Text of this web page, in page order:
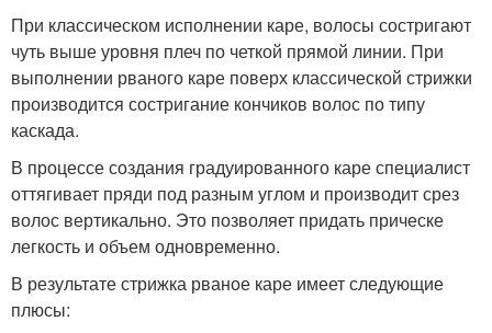
При классическом исполнении каре, волосы состригают
чуть выше уровня плеч по четкой прямой линии. При
выполнении рваного каре поверх классической стрижки
производится состригание кончиков волос по типу
каскада.
В процессе создания градуированного каре специалист
оттягивает пряди под разным углом и производит срез
волос вертикально. Это позволяет придать прическе
легкость и объем одновременно.
В результате стрижка рваное каре имеет следующие
плюсы: